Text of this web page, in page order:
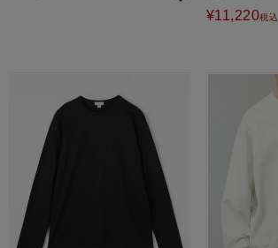
¥11,220税込